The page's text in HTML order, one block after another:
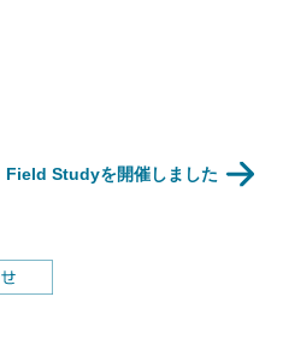
Field Studyを開催しました